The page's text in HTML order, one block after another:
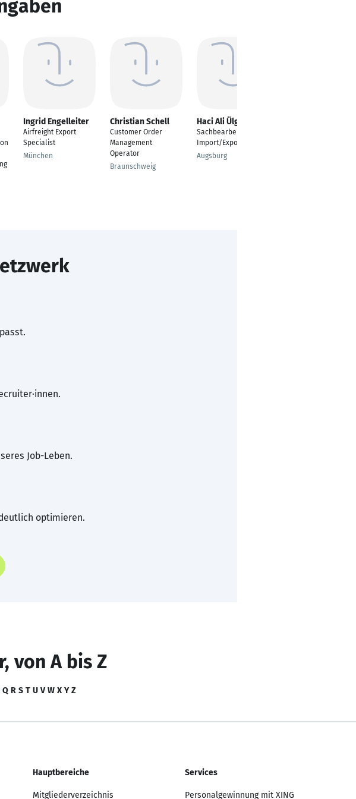
Ingrid Engelleiter
Airfreight Export
Specialist
München
Christian Schell
Customer Order
Management
Operator
Braunschweig
Haci Ali Ülger
Sachbearbeiter
Import/Export
Augsburg
Job-Leben.
optimieren.
von A bis Z
Q R S T U V W X Y Z
Hauptbereiche
Mitgliederverzeichnis
Services
Personalgewinnung mit XING